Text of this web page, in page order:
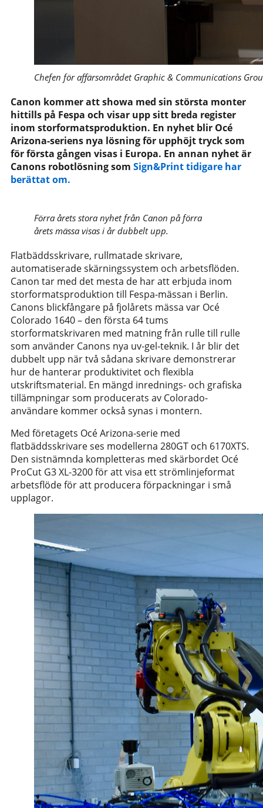
Chefen för affärsområdet Graphic & Communications
Canon kommer att showa med sin största monter
hittills på Fespa och visar upp sitt breda register
inom storformatsproduktion. En nyhet blir Océ
Arizona-seriens nya lösning för upphöjt tryck som
för första gången visas i Europa. En annan nyhet är
Canons robotlösning som Sign&Print tidigare har
berättat om.
Förra årets stora nyhet från Canon på förra
årets mässa visas i år dubbelt upp.
Flatbäddsskrivare, rullmatade skrivare,
automatiserade skärningssystem och arbetsflöden.
Canon tar med det mesta de har att erbjuda inom
storformatsproduktion till Fespa-mässan i Berlin.
Canons blickfångare på fjolårets mässa var Océ
Colorado 1640 – den första 64 tums
storformatskrivaren med matning från rulle till rulle
som använder Canons nya uv-gel-teknik. I år blir det
dubbelt upp när två sådana skrivare demonstrerar
hur de hanterar produktivitet och flexibla
utskriftsmaterial. En mängd inrednings- och grafiska
tillämpningar som producerats av Colorado-
användare kommer också synas i montern.
Med företagets Océ Arizona-serie med
flatbäddsskrivare ses modellerna 280GT och 6170XTS.
Den sistnämnda kompletteras med skärbordet Océ
ProCut G3 XL-3200 för att visa ett strömlinjeformat
arbetsflöde för att producera förpackningar i små
upplagor.